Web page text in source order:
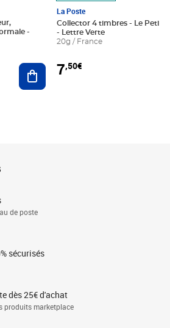
Ajouter au panier
La Poste
Collector 4 timbres - Le Petit
- Lettre Verte
20g / France
7,50€
de poste
sécurisés
dès 25€ d'achat
produits marketplace